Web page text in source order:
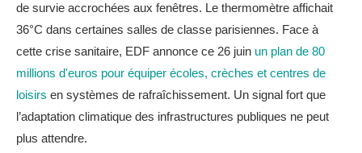
de survie accrochées aux fenêtres. Le thermomètre affichait
36°C dans certaines salles de classe parisiennes. Face à
cette crise sanitaire, EDF annonce ce 26 juin un plan de 80
millions d'euros pour équiper écoles, crèches et centres de
loisirs en systèmes de rafraîchissement. Un signal fort que
l’adaptation climatique des infrastructures publiques ne peut
plus attendre.